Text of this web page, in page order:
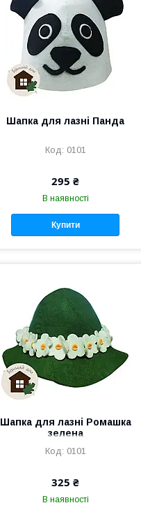
Шапка для лазні Панда
0101
295 ₴
В наявності
Купити
Шапка для лазні Ромашка
зелена
0101
325 ₴
В наявності